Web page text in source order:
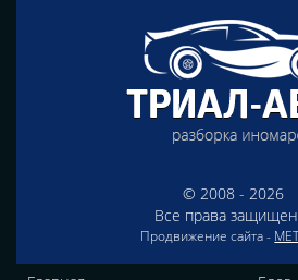
© 2008 - 2026
Все права
Продвижение сайта -